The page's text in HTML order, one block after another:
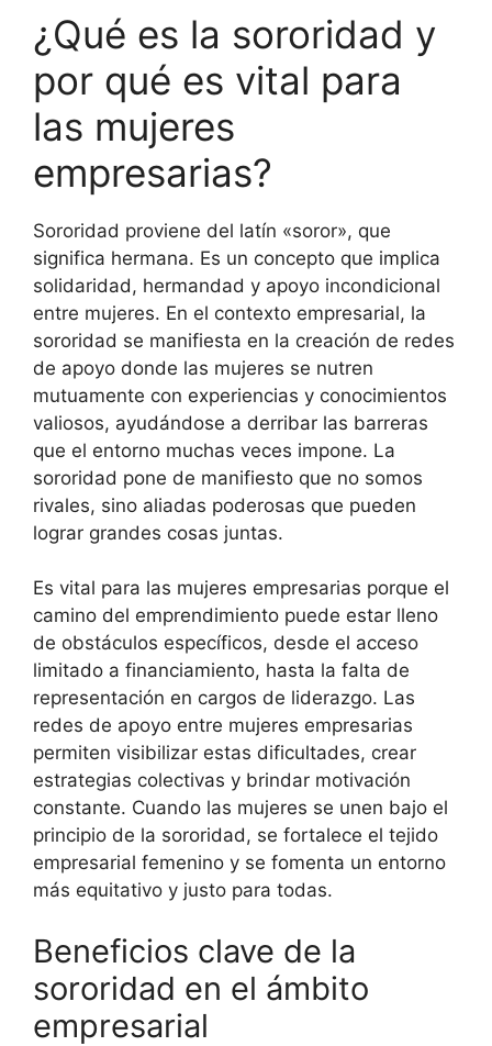
¿Qué es la sororidad y
por qué es vital para
las mujeres
empresarias?
Sororidad proviene del latín «soror», que
significa hermana. Es un concepto que implica
solidaridad, hermandad y apoyo incondicional
entre mujeres. En el contexto empresarial, la
sororidad se manifiesta en la creación de redes
de apoyo donde las mujeres se nutren
mutuamente con experiencias y conocimientos
valiosos, ayudándose a derribar las barreras
que el entorno muchas veces impone. La
sororidad pone de manifiesto que no somos
rivales, sino aliadas poderosas que pueden
lograr grandes cosas juntas.
Es vital para las mujeres empresarias porque el
camino del emprendimiento puede estar lleno
de obstáculos específicos, desde el acceso
limitado a financiamiento, hasta la falta de
representación en cargos de liderazgo. Las
redes de apoyo entre mujeres empresarias
permiten visibilizar estas dificultades, crear
estrategias colectivas y brindar motivación
constante. Cuando las mujeres se unen bajo el
principio de la sororidad, se fortalece el tejido
empresarial femenino y se fomenta un entorno
más equitativo y justo para todas.
Beneficios clave de la
sororidad en el ámbito
empresarial